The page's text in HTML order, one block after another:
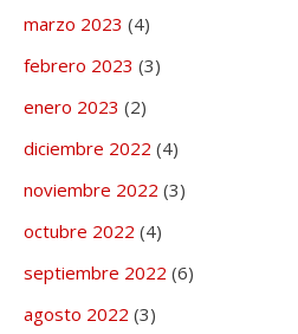
marzo 2023 (4)
febrero 2023 (3)
enero 2023 (2)
diciembre 2022 (4)
noviembre 2022 (3)
octubre 2022 (4)
septiembre 2022 (6)
agosto 2022 (3)